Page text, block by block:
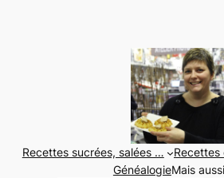
Recettes sucrées, salées …
Recettes
GénéalogieMais